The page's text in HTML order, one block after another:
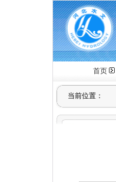
首页
当前位置：